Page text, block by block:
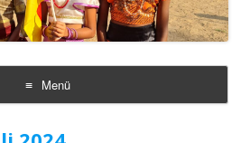
Menü